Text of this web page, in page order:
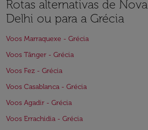
Rotas alternativas de Nova
Delhi ou para a Grécia
Voos Marraquexe - Grécia
Voos Tânger - Grécia
Voos Fez - Grécia
Voos Casablanca - Grécia
Voos Agadir - Grécia
Voos Errachidia - Grécia